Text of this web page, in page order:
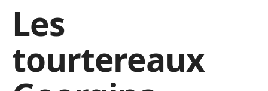
Les
tourtereaux